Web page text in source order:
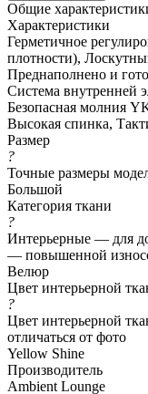
Общие
Характеристики
Герметичное
плотности),
Преднаполнено и
Система внутренней
Безопасная молния
Высокая спинка,
Размер
?
Точные размеры
Большой
Категория ткани
?
Интерьерные — для
— повышенной
Велюр
Цвет интерьерной
?
Цвет интерьерной
отличаться от фото
Yellow Shine
Производитель
Ambient Lounge